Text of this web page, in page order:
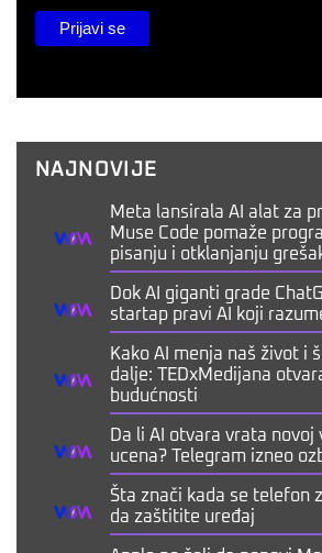
NAJNOVIJE
Meta lansirala AI alat za
Muse Code pomaže
pisanju i otklanjanju
Dok AI giganti grade
startap pravi AI koji
Kako AI menja naš život i
dalje: TEDxMedijana
budućnosti
Da li AI otvara vrata
ucena? Telegram izneo
Šta znači kada se telefon
da zaštitite uređaj